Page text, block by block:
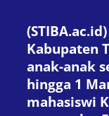
Kabupaten
anak-anak
hingga 1
mahasiswi